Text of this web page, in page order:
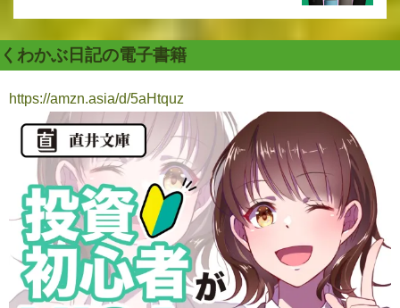
くわかぶ日記の電子書籍
https://amzn.asia/d/5aHtquz